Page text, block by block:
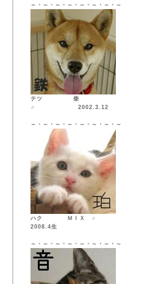
～・～・～・～・～・～・～・～
テツ 柴
♂ 2002.3.12
～・～・～・～・～・～・～・～
ハク ＭＩＸ ♂
2008.4生
～・～・～・～・～・～・～・～